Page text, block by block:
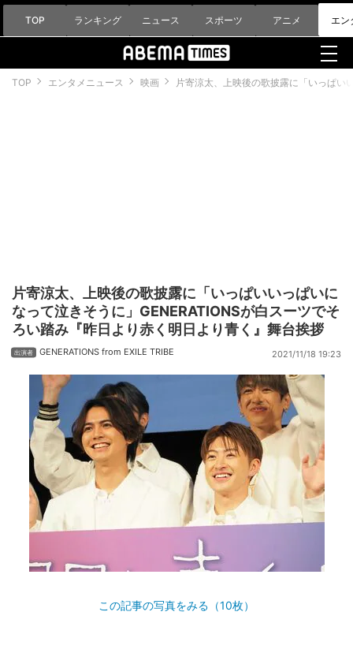
TOP ランキング ニュース スポーツ アニメ エン
TOP エンタメニュース 映画 片寄涼太、上映後の歌披露に「いっぱい
片寄涼太、上映後の歌披露に「いっぱいいっぱいに
なって泣きそうに」GENERATIONSが白スーツでそ
ろい踏み『昨日より赤く明日より青く』舞台挨拶
GENERATIONS from EXILE TRIBE 2021/11/18 19:23
この記事の写真をみる（10枚）